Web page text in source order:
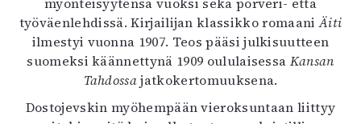
työväenlehdissä. Kirjailijan klassikko romaaniÄiti
ilmestyi vuonna 1907. Teos pääsi julkisuutteen
suomeksi käännettynä 1909 oululaisessa Kansan
Tahdossajatkokertomuuksena.
Dostojevskin myöhempään vieroksuntaan liittyy